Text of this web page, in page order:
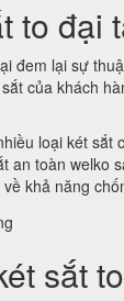
to đại
đem lại sự
của khách
loại két sắt
an toàn welko
khả năng
sắt